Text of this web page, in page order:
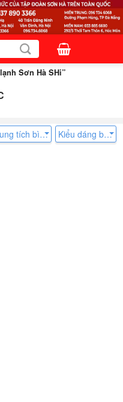
Sơn Hà SHi”
Dung tích bình Kiểu dáng bình